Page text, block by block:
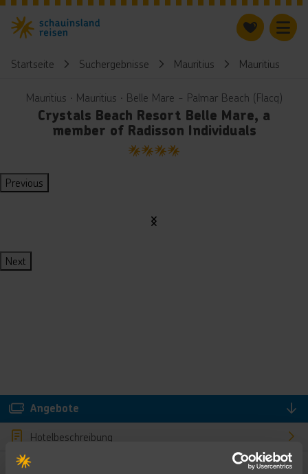
Startseite Suchergebnisse Mauritius Mauritius
Mauritius ∙ Mauritius ∙ Belle Mare - Palmar Beach (Flacq)
Crystals Beach Resort Belle Mare, a
member of Radisson Individuals
4
Previous
Next
Angebote
Hotelbeschreibung
Hotelmerkmale